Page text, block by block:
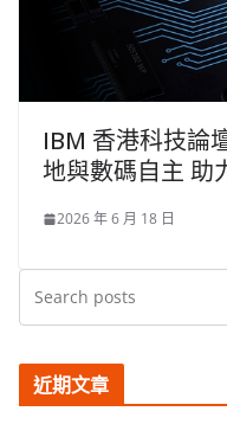
IBM 香港科技論
地與數碼自主 助
2026 年 6 月 18 日
近期文章